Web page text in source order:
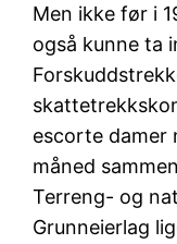
Men ikke før i
også kunne ta
escorte damer
måned
Terreng- og
Grunneierlag